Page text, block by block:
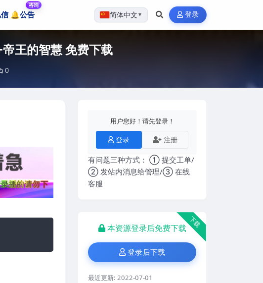
🔔公告
咨询
简体中文 ▼ 登录
王的智慧 免费下载
0
用户您好！请先登录！
登录 注册
有问题三种方式： ① 提交工单/
② 发站内消息给管理/③ 在线
客服
下载
本资源登录后免费下载
登录后下载
最近更新: 2022-07-01